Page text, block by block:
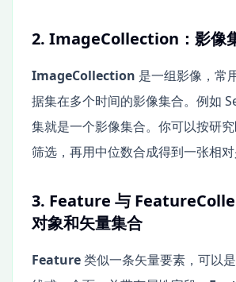
2. ImageCollection：影像
ImageCollection 是一组影像，常
据集在多个时间的影像集合。例如
集就是一个影像集合。你可以按研
筛选，再用中位数合成得到一张相对
3. Feature 与
对象和矢量集合
Feature类似一条矢量要素，可以